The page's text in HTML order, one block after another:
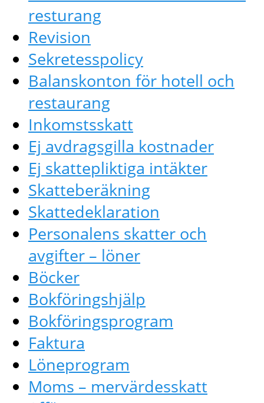
resturang
Revision
Sekretesspolicy
Balanskonton för hotell och
restaurang
Inkomstsskatt
Ej avdragsgilla kostnader
Ej skattepliktiga intäkter
Skatteberäkning
Skattedeklaration
Personalens skatter och
avgifter – löner
Böcker
Bokföringshjälp
Bokföringsprogram
Faktura
Löneprogram
Moms – mervärdesskatt